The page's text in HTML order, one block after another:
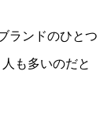
ランドのひとつ
も多いのだと